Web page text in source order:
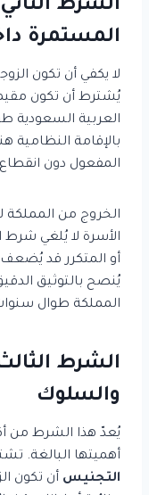
الشرط
المستمرة
لا يكفي أن تكون
يُشترط أن تكون
العربية السعودية
بالإقامة النظامية
المفعول دون انقطاع
الخروج من المملكة
الأسرة لا يُلغي شرط
أو المتكرر قد
يُنصح بالتوثيق
المملكة طوال
الشرط
والسلوك
يُعدّ هذا الشرط من
أهميتها البالغة.
التجنيس أن تكون